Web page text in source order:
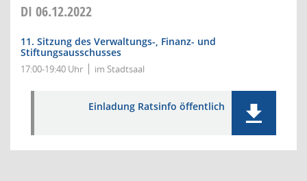
DI 06.12.2022
11. Sitzung des Verwaltungs-, Finanz- und
Stiftungsausschusses
17:00-19:40 Uhr im Stadtsaal
Einladung Ratsinfo öffentlich